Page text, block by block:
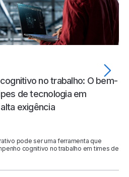
no trabalho: O bem-
tecnologia em
ser uma ferramenta que
cognitivo no trabalho em times de